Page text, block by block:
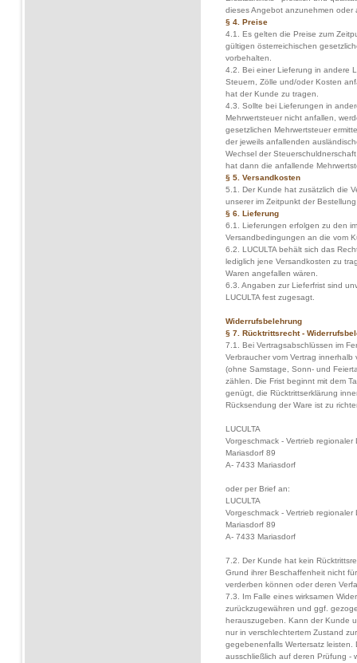
dieses Angebot anzunehmen oder
§ 4. Preise
4.1. Es gelten die Preise zum
gültigen österreichischen
vorbehalten.
4.2. Bei einer Lieferung in andere
Steuern, Zölle und/oder Kosten
hat der Kunde zu tragen.
4.3. Sollte bei Lieferungen in
Mehrwertsteuer nicht anfallen,
gesetzlichen Mehrwertsteuer
der jeweils anfallenden
Wechsel der
hat dann die anfallende
§ 5. Versandkosten
5.1. Der Kunde hat zusätzlich die
unserer im Zeitpunkt der
§ 6. Lieferung
6.1. Lieferungen erfolgen zu den
Versandbedingungen an die vom
6.2. LUCULTA behält sich das
lediglich jene Versandkosten zu
Waren angefallen wären.
6.3. Angaben zur Lieferfrist sind
LUCULTA fest zugesagt.
Widerrufsbelehrung
§ 7. Rücktrittsrecht -
7.1. Bei Vertragsabschlüssen im
Verbraucher vom Vertrag
(ohne Samstage, Sonn- und
zählen. Die Frist beginnt mit dem
genügt, die Rücktrittserklärung
Rücksendung der Ware ist zu
LUCULTA
Vorgeschmack - Vertrieb
Mariasdorf 89
A- 7433 Mariasdorf
oder per Brief an:
LUCULTA
Vorgeschmack - Vertrieb
Mariasdorf 89
A- 7433 Mariasdorf
7.2. Der Kunde hat kein
Grund ihrer Beschaffenheit nicht
verderben können oder deren
7.3. Im Falle eines wirksamen
zurückzugewähren und ggf.
herauszugeben. Kann der Kunde
nur in verschlechtertem Zustand
gegebenenfalls Wertersatz leisten.
ausschließlich auf deren Prüfung -